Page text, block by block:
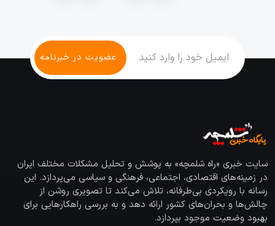
سایت خبری «راه شلمچه» به پوشش و تحلیل مشکلات مختلف ایران
در زمینه‌های اقتصادی، اجتماعی، فرهنگی و سیاسی می‌پردازد. این
رسانه با رویکردی بی‌طرفانه، تلاش می‌کند تا تصویری روشن از
چالش‌ها و بحران‌های کشور ارائه دهد و به بررسی راهکارهایی برای
بهبود وضعیت موجود بپردازد.